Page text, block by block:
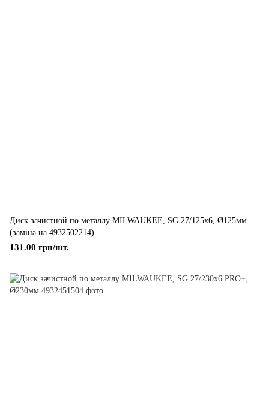
Диск зачистной по металлу MILWAUKEE, SG 27/125х6, Ø125мм
(заміна на 4932502214)
131.00 грн/шт.